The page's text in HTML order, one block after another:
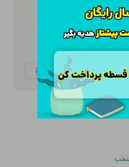
ketabtala.com/sbp-